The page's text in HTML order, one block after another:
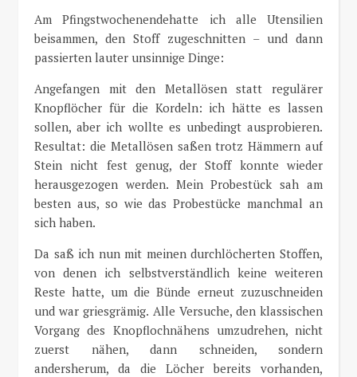
Am Pfingstwochenendehatte ich alle Utensilien
beisammen, den Stoff zugeschnitten – und dann
passierten lauter unsinnige Dinge:
Angefangen mit den Metallösen statt regulärer
Knopflöcher für die Kordeln: ich hätte es lassen
sollen, aber ich wollte es unbedingt ausprobieren.
Resultat: die Metallösen saßen trotz Hämmern auf
Stein nicht fest genug, der Stoff konnte wieder
herausgezogen werden. Mein Probestück sah am
besten aus, so wie das Probestücke manchmal an
sich haben.
Da saß ich nun mit meinen durchlöcherten Stoffen,
von denen ich selbstverständlich keine weiteren
Reste hatte, um die Bünde erneut zuzuschneiden
und war griesgrämig. Alle Versuche, den klassischen
Vorgang des Knopflochnähens umzudrehen, nicht
zuerst nähen, dann schneiden, sondern
andersherum, da die Löcher bereits vorhanden,